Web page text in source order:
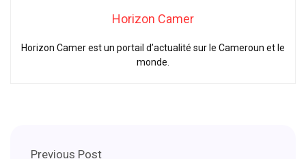
Horizon Camer
Horizon Camer est un portail d’actualité sur le Cameroun et le
monde.
Previous Post